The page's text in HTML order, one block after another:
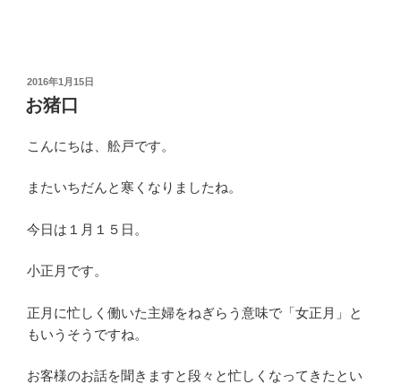
投
稿
日:
2016年1月15日
お猪口
こんにちは、舩戸です。
またいちだんと寒くなりましたね。
今日は１月１５日。
小正月です。
正月に忙しく働いた主婦をねぎらう意味で「女正月」と
もいうそうですね。
お客様のお話を聞きますと段々と忙しくなってきたとい